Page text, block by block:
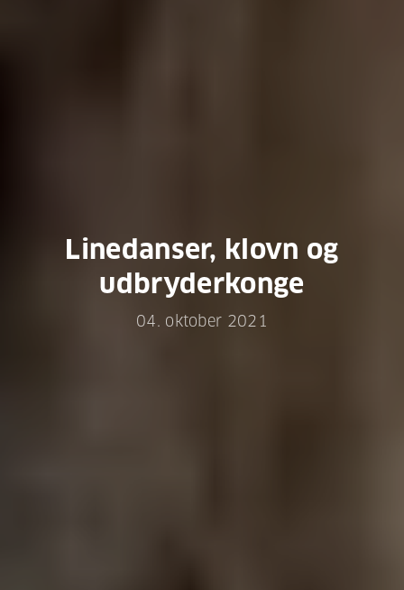
Linedanser, klovn og
udbryderkonge
04. oktober 2021